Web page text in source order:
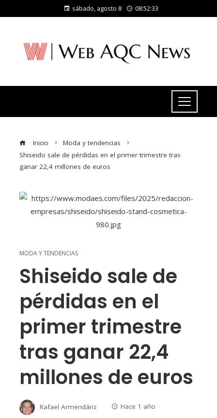
sábado, agosto 8 08:52:33
Inicio
Moda y tendencias
Shiseido sale de pérdidas en el primer trimestre tras
ganar 22,4 millones de euros
MODA Y TENDENCIAS
Shiseido sale de
pérdidas en el
primer trimestre
tras ganar 22,4
millones de euros
Rafael Armendáriz Hace 1 año